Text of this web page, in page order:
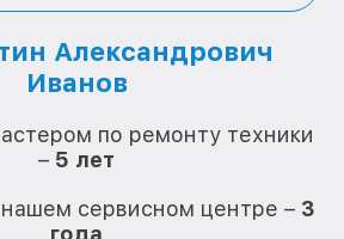
Александрович
Иванов
по ремонту техники
– 5 лет
сервисном центре – 3
года